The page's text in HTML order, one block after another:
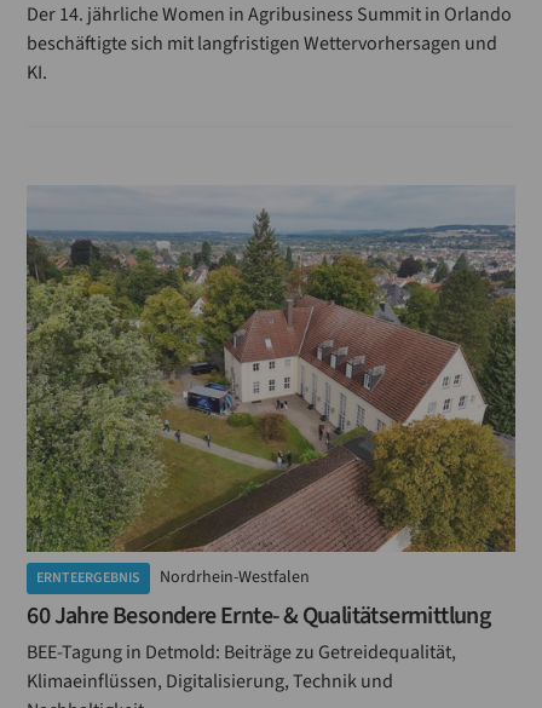
Mess- und Labortechnik
Lagerung
Laboranten
Hülsenfrüchte
Kennzeichnung
IT-Sicherheit
Hygiene
Getreidezüchtung
Getreideforschung
Futtermittel
Der 14. jährliche Women in Agribusiness Summit in Orlando
beschäftigte sich mit langfristigen Wettervorhersagen und
KI.
ERNTEERGEBNIS Nordrhein-Westfalen
60 Jahre Besondere Ernte- & Qualitätsermittlung
BEE-Tagung in Detmold: Beiträge zu Getreidequalität,
Klimaeinflüssen, Digitalisierung, Technik und